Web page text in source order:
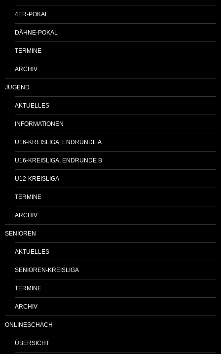
4ER-POKAL
DÄHNE-POKAL
TERMINE
ARCHIV
JUGEND
AKTUELLES
INFORMATIONEN
U16-KREISLIGA, ENDRUNDE A
U16-KREISLIGA, ENDRUNDE B
U12-KREISLIGA
TERMINE
ARCHIV
SENIOREN
AKTUELLES
SENIOREN-KREISLIGA
TERMINE
ARCHIV
ONLINESCHACH
ÜBERSICHT